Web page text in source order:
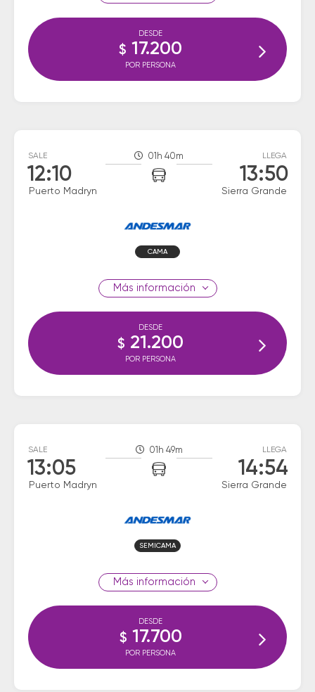
DESDE
$ 17.200
POR PERSONA
SALE
12:10
Puerto Madryn
01h 40m LLEGA
13:50
Sierra Grande
CAMA
información
DESDE
$ 21.200
POR PERSONA
SALE
13:05
Puerto Madryn
01h 49m LLEGA
14:54
Sierra Grande
SEMICAMA
información
DESDE
$ 17.700
POR PERSONA